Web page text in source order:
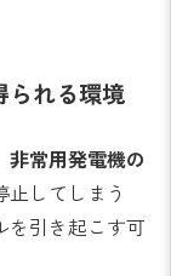
られる環境
常用発電機の
してしまう
を引き起こす可